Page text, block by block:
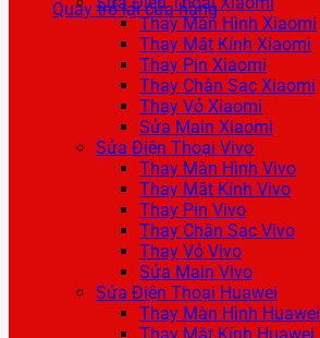
Quay trở lại cửa hàng
Thay Màn Hình Xiaomi
Thay Mặt Kính Xiaomi
Thay Pin Xiaomi
Thay Chân Sạc Xiaomi
Thay Vỏ Xiaomi
Sửa Main Xiaomi
Sửa Điện Thoại Vivo
Thay Màn Hình Vivo
Thay Mặt Kính Vivo
Thay Pin Vivo
Thay Chân Sạc Vivo
Thay Vỏ Vivo
Sửa Main Vivo
Sửa Điện Thoại Huawei
Thay Màn Hình Huawei